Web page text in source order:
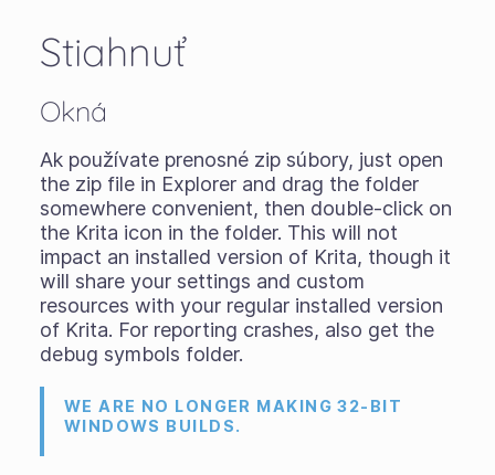
Stiahnuť
Okná
Ak používate prenosné zip súbory, just open
the zip file in Explorer and drag the folder
somewhere convenient, then double-click on
the Krita icon in the folder. This will not
impact an installed version of Krita, though it
will share your settings and custom
resources with your regular installed version
of Krita. For reporting crashes, also get the
debug symbols folder.
WE ARE NO LONGER MAKING 32-BIT
WINDOWS BUILDS.